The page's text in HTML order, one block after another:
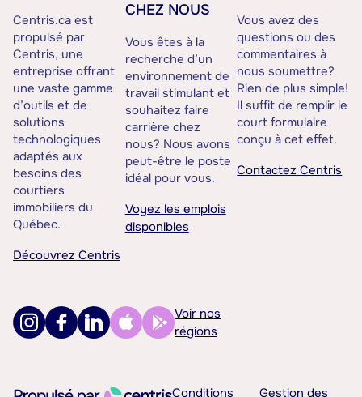
Centris.ca est
propulsé par
Centris, une
entreprise offrant
une vaste gamme
d’outils et de
solutions
technologiques
adaptés aux
besoins des
courtiers
immobiliers du
Québec.
Découvrez Centris
CHEZ NOUS
Vous êtes à la
recherche d’un
environnement de
travail stimulant et
souhaitez faire
carrière chez
nous? Nous avons
peut-être le poste
idéal pour vous.
Voyez les emplois
disponibles
Vous avez des
questions ou des
commentaires à
nous soumettre?
Rien de plus simple!
Il suffit de remplir le
court formulaire
conçu à cet effet.
Contactez Centris
Voir nos
régions
Conditions Gestion des